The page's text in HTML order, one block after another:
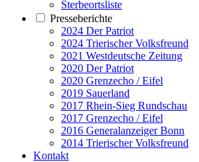
Sterbeortsliste
Presseberichte
2024 Der Patriot
2024 Trierischer Volksfreund
2021 Westdeutsche Zeitung
2020 Der Patriot
2020 Grenzecho / Eifel
2019 Sauerland
2017 Rhein-Sieg Rundschau
2017 Grenzecho / Eifel
2016 Generalanzeiger Bonn
2014 Trierischer Volksfreund
Kontakt